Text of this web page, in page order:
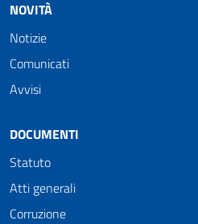
NOVITÀ
Notizie
Comunicati
Avvisi
DOCUMENTI
Statuto
Atti generali
Corruzione